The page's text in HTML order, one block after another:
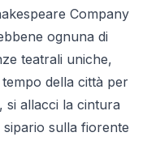
Company
ognuna di
teatrali uniche,
della città per
si allacci la cintura
sulla fiorente